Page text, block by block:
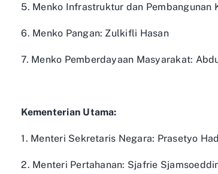
5. Menko Infrastruktur dan Pembangunan
6. Menko Pangan: Zulkifli Hasan
7. Menko Pemberdayaan Masyarakat:
Kementerian Utama:
1. Menteri Sekretaris Negara: Prasetyo
2. Menteri Pertahanan: Sjafrie